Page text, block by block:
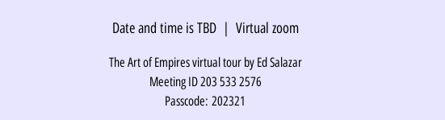
Date and time is TBD
  |
Virtual zoom
The Art of Empires virtual tour by Ed Salazar
Meeting ID 203 533 2576
Passcode: 202321